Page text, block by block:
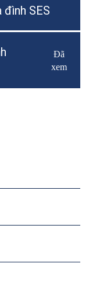
đình SES
Bật/Tắt
Đã
xem